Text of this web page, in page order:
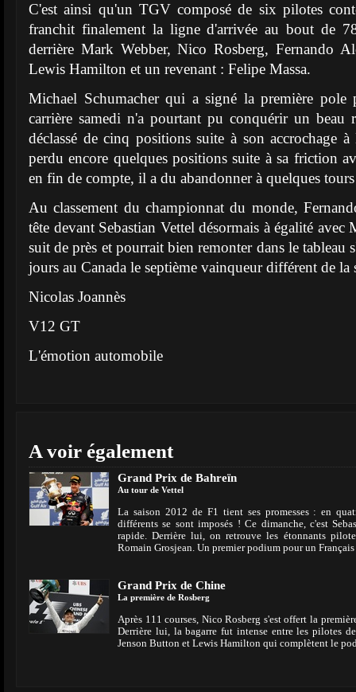
C'est ainsi qu'un TGV composé de six pilotes
franchit finalement la ligne d'arrivée au bout de
derrière Mark Webber, Nico Rosberg, Fernando
Lewis Hamilton et un revenant : Felipe Massa.
Michael Schumacher qui a signé la première pole
carrière samedi n'a pourtant pu conquérir un beau
déclassé de cinq positions suite à son accrochage
perdu encore quelques positions suite à sa friction
en fin de compte, il a du abandonner à quelques
Au classement du championnat du monde,
tête devant Sebastian Vettel désormais à égalité
suit de près et pourrait bien remonter dans le tableau
jours au Canada le septième vainqueur différent de
Nicolas Joannès
V12 GT
L'émotion automobile
A voir également
Grand Prix de Bahreïn
Au tour de Vettel
La saison 2012 de F1 tient ses promesses : en
différents se sont imposés ! Ce dimanche, c'est
rapide. Derrière lui, on retrouve les étonnants
Romain Grosjean. Un premier podium pour un
Grand Prix de Chine
La première de Rosberg
Après 111 courses, Nico Rosberg s'est offert la
Derrière lui, la bagarre fut intense entre les pilotes
Jenson Button et Lewis Hamilton qui complètent le